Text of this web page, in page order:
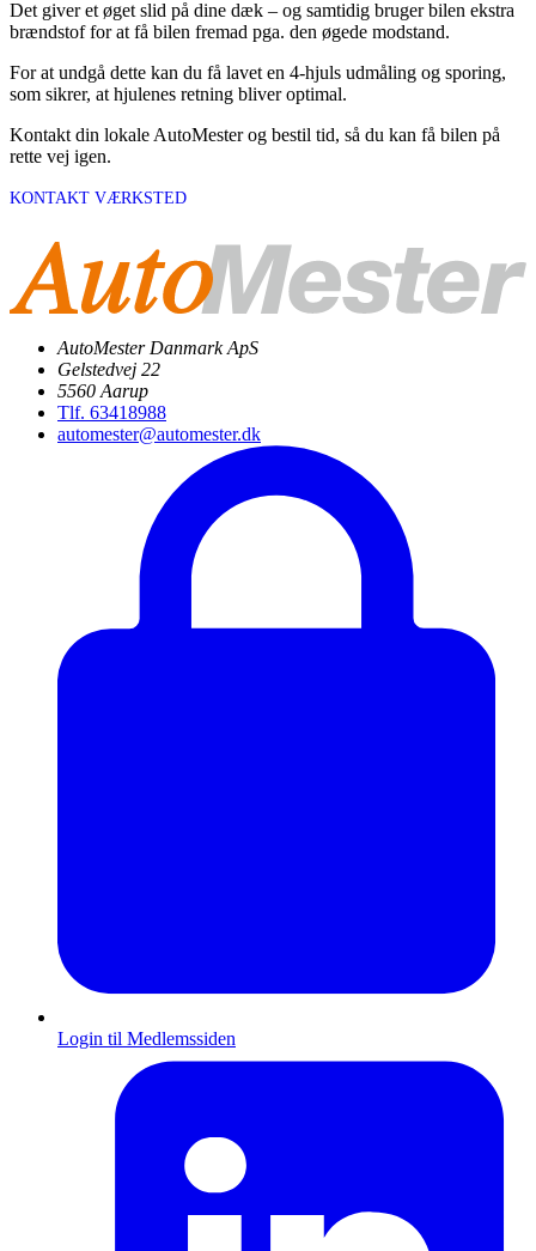
Det giver et øget slid på dine dæk – og samtidig bruger bilen ekstra
brændstof for at få bilen fremad pga. den øgede modstand.
For at undgå dette kan du få lavet en 4-hjuls udmåling og sporing,
som sikrer, at hjulenes retning bliver optimal.
Kontakt din lokale AutoMester og bestil tid, så du kan få bilen på
rette vej igen.
KONTAKT VÆRKSTED
AutoMester Danmark ApS
Gelstedvej 22
5560 Aarup
Tlf. 63418988
automester@automester.dk
Login til Medlemssiden